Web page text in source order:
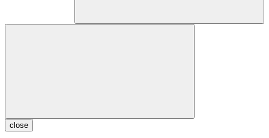
close